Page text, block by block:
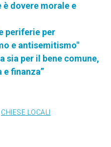
è dovere morale e
periferie per
e antisemitismo"
sia per il bene comune,
finanza”
CHIESE LOCALI